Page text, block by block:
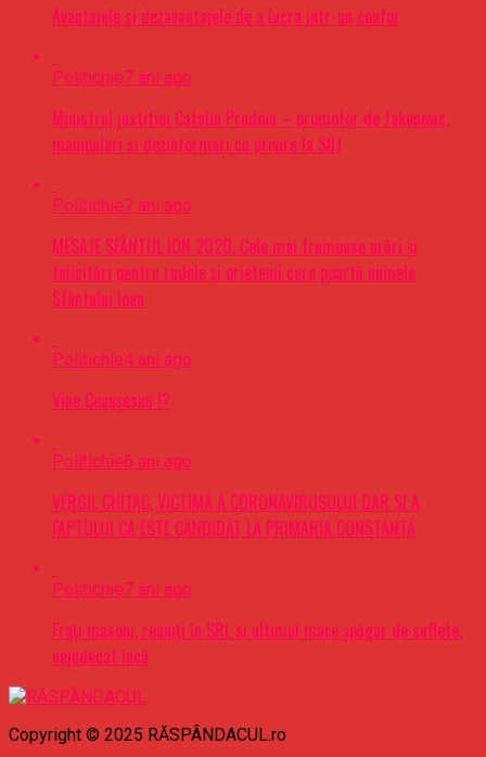
Avantajele si dezavantajele de a lucra intr-un coafor
Politichie7 ani ago
Ministrul justitiei Catalin Predoiu – promotor de fakenews,
manipulari si dezinformari cu privire la SIIJ
Politichie7 ani ago
MESAJE SFÂNTUL ION 2020. Cele mai frumoase urări şi
felicitări pentru rudele şi prietenii care poartă numele
Sfântului Ioan
Politichie4 ani ago
Vine Ceaușescu !?
Politichie6 ani ago
VERGIL CHITAC, VICTIMA A CORONAVIRUSULUI DAR SI A
FAPTULUI CA ESTE CANDIDAT LA PRIMARIA CONSTANTA
Politichie7 ani ago
Frați masoni, reuniți în SRL si ultimul mare șpăgar de suflete,
nejudecat încă
Copyright © 2025 RĂSPÂNDACUL.ro